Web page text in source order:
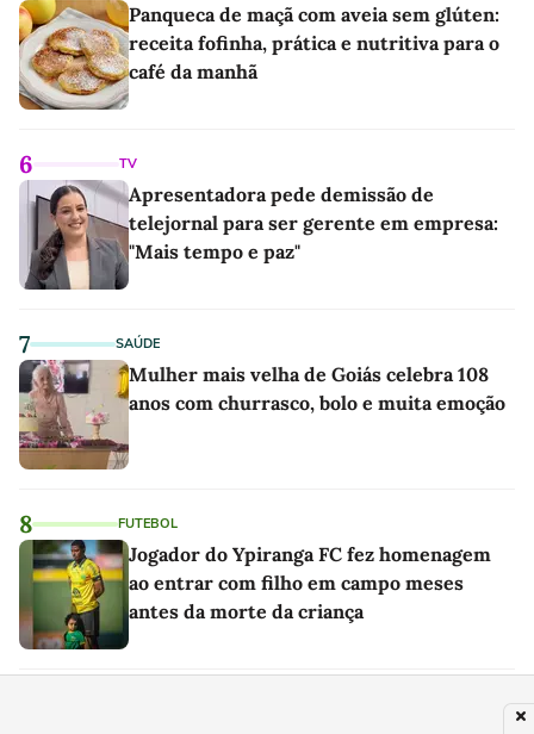
Panqueca de maçã com aveia sem glúten:
receita fofinha, prática e nutritiva para o
café da manhã
6 TV
Apresentadora pede demissão de
telejornal para ser gerente em empresa:
"Mais tempo e paz"
7 SAÚDE
Mulher mais velha de Goiás celebra 108
anos com churrasco, bolo e muita emoção
8 FUTEBOL
Jogador do Ypiranga FC fez homenagem
ao entrar com filho em campo meses
antes da morte da criança